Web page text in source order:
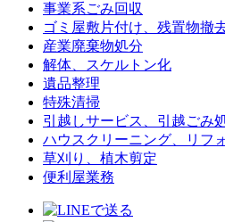
事業系ごみ回収
ゴミ屋敷片付け、残置物撤
産業廃棄物処分
解体、スケルトン化
遺品整理
特殊清掃
引越しサービス、引越ごみ
ハウスクリーニング、リフ
草刈り、植木剪定
便利屋業務